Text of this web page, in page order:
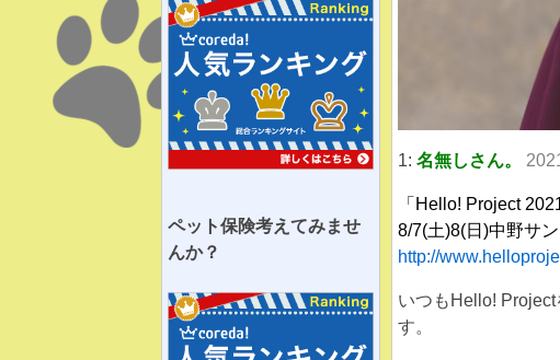
ペット保険考えてみませ
んか？
1: 名無しさん。
「Hello! Project
8/7(土)8(日)中野サ
http://
いつもHello!
す。